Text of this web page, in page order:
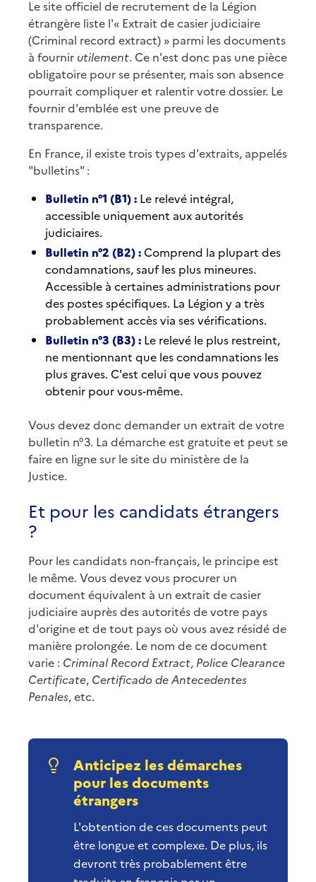
Le site officiel de recrutement de la Légion
étrangère liste l'« Extrait de casier judiciaire
(Criminal record extract) » parmi les documents
à fournir utilement. Ce n'est donc pas une pièce
obligatoire pour se présenter, mais son absence
pourrait compliquer et ralentir votre dossier. Le
fournir d'emblée est une preuve de
transparence.
En France, il existe trois types d'extraits, appelés
"bulletins" :
Bulletin n°1 (B1) : Le relevé intégral,
accessible uniquement aux autorités
judiciaires.
Bulletin n°2 (B2) :Comprend la plupart des
condamnations, sauf les plus mineures.
Accessible à certaines administrations pour
des postes spécifiques. La Légion y a très
probablement accès via ses vérifications.
Bulletin n°3 (B3) : Le relevé le plus restreint,
ne mentionnant que les condamnations les
plus graves. C'est celui que vous pouvez
obtenir pour vous-même.
Vous devez donc demander un extrait de votre
bulletin n°3. La démarche est gratuite et peut se
faire en ligne sur le site du ministère de la
Justice.
Et pour les candidats étrangers
?
Pour les candidats non-français, le principe est
le même. Vous devez vous procurer un
document équivalent à un extrait de casier
judiciaire auprès des autorités de votre pays
d'origine et de tout pays où vous avez résidé de
manière prolongée. Le nom de ce document
varie : Criminal Record Extract, Police Clearance
Certificate, Certificado de Antecedentes
Penales, etc.
Anticipez les démarches
pour les documents
étrangers
L'obtention de ces documents peut
être longue et complexe. De plus, ils
devront très probablement être